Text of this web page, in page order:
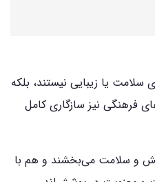
سلامت یا زیبایی نیستند، بلکه
فرهنگی نیز سازگاری کامل
و سلامت می‌بخشند و هم با